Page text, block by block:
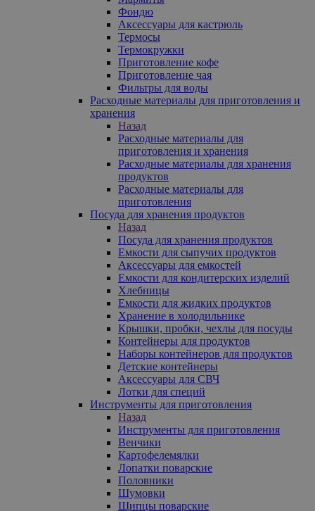
Фондю
Аксессуары для кастрюль
Термосы
Термокружки
Приготовление кофе
Приготовление чая
Фильтры для воды
Расходные материалы для приготовления и
хранения
Назад
Расходные материалы для
приготовления и хранения
Расходные материалы для хранения
продуктов
Расходные материалы для
приготовления
Посуда для хранения продуктов
Назад
Посуда для хранения продуктов
Емкости для сыпучих продуктов
Аксессуары для емкостей
Емкости для кондитерских изделий
Хлебницы
Емкости для жидких продуктов
Хранение в холодильнике
Крышки, пробки, чехлы для посуды
Контейнеры для продуктов
Наборы контейнеров для продуктов
Детские контейнеры
Аксессуары для СВЧ
Лотки для специй
Инструменты для приготовления
Назад
Инструменты для приготовления
Венчики
Картофелемялки
Лопатки поварские
Половники
Шумовки
Щипцы поварские